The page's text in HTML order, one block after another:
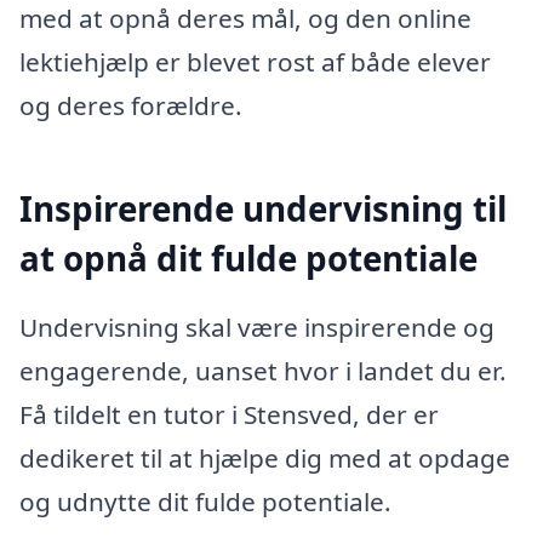
med at opnå deres mål, og den online
lektiehjælp er blevet rost af både elever
og deres forældre.
Inspirerende undervisning til
at opnå dit fulde potentiale
Undervisning skal være inspirerende og
engagerende, uanset hvor i landet du er.
Få tildelt en tutor i Stensved, der er
dedikeret til at hjælpe dig med at opdage
og udnytte dit fulde potentiale.